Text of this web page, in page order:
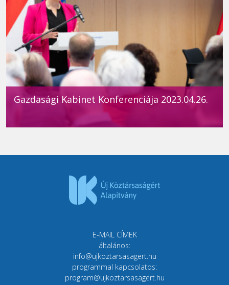
Gazdasági Kabinet Konferenciája 2023.04.26.
E-MAIL CÍMEK
általános:
info@ujkoztarsasagert.hu
programmal kapcsolatos:
program@ujkoztarsasagert.hu